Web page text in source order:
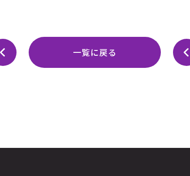
一覧に戻る